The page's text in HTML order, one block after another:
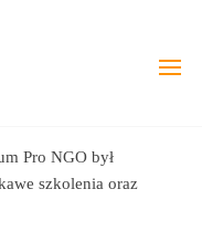
Pro NGO był
szkolenia oraz